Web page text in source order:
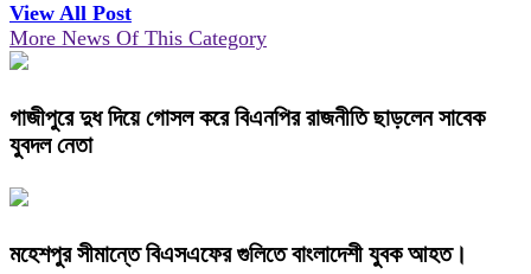
View All Post
More News Of This Category
গাজীপুরে দুধ দিয়ে গোসল করে বিএনপির রাজনীতি ছাড়লেন সাবেক
যুবদল নেতা
মহেশপুর সীমান্তে বিএসএফের গুলিতে বাংলাদেশী যুবক আহত।